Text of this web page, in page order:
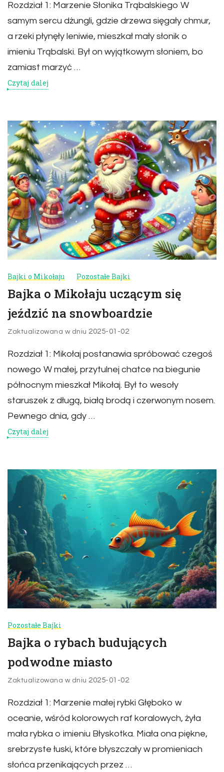
Rozdział 1: Marzenie Słonika Trąbalskiego W
samym sercu dżungli, gdzie drzewa sięgały chmur,
a rzeki płynęły leniwie, mieszkał mały słonik o
imieniu Trąbalski. Był on wyjątkowym słoniem, bo
zamiast marzyć …
Czytaj dalej
Bajki o Mikołaju Pozostałe Bajki
Bajka o Mikołaju uczącym się
jeździć na snowboardzie
Zaktualizowana w dniu 2025-01-02
Rozdział 1: Mikołaj postanawia spróbować czegoś
nowego W małej, przytulnej chatce na biegunie
północnym mieszkał Mikołaj. Był to wesoły
staruszek z długą, białą brodą i czerwonym nosem.
Pewnego dnia, gdy …
Czytaj dalej
Pozostałe Bajki
Bajka o rybach budujących
podwodne miasto
Zaktualizowana w dniu 2025-01-02
Rozdział 1: Marzenie małej rybki Głęboko w
oceanie, wśród kolorowych raf koralowych, żyła
mała rybka o imieniu Błyskotka. Miała ona piękne,
srebrzyste łuski, które błyszczały w promieniach
słońca przenikających przez …